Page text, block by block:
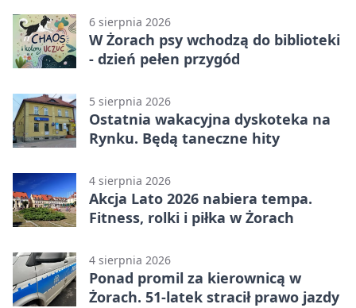
6 sierpnia 2026
W Żorach psy wchodzą do biblioteki
- dzień pełen przygód
5 sierpnia 2026
Ostatnia wakacyjna dyskoteka na
Rynku. Będą taneczne hity
4 sierpnia 2026
Akcja Lato 2026 nabiera tempa.
Fitness, rolki i piłka w Żorach
4 sierpnia 2026
Ponad promil za kierownicą w
Żorach. 51-latek stracił prawo jazdy